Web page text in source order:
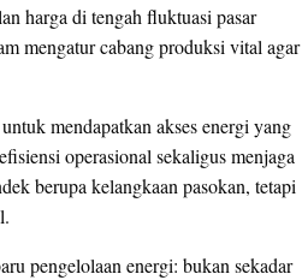
harga di tengah fluktuasi pasar
mengatur cabang produksi vital agar
mendapatkan akses energi yang
operasional sekaligus menjaga
berupa kelangkaan pasokan, tetapi
pengelolaan energi: bukan sekadar